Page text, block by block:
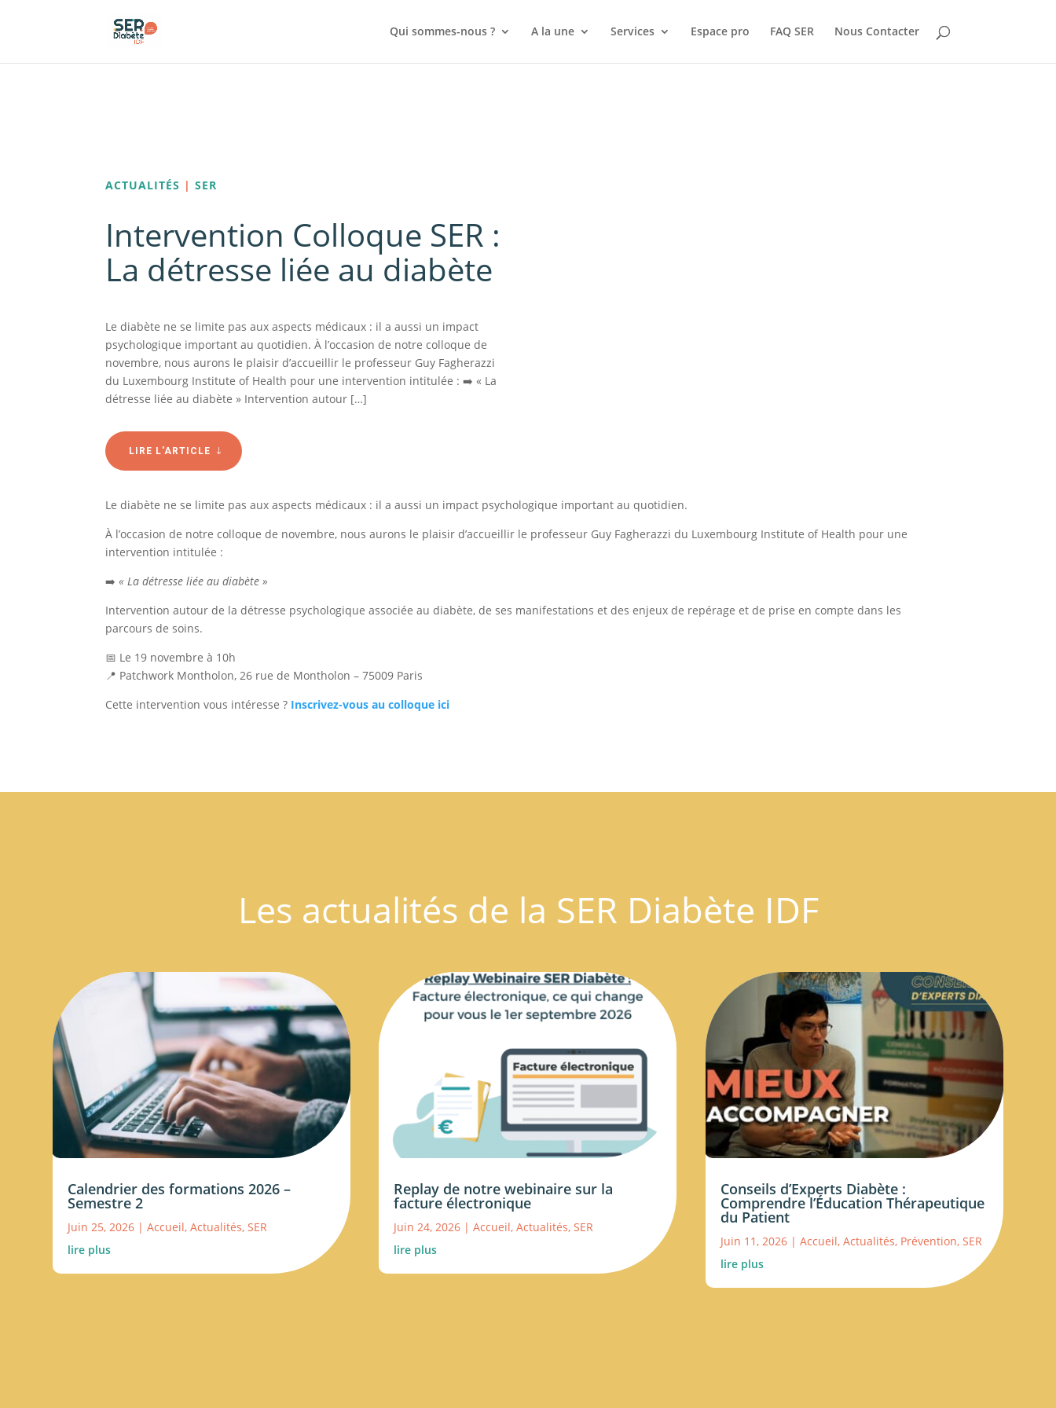
Qui sommes-nous ?
A la une Services Espace pro FAQ SER Nous Contacter
ACTUALITÉS |SER
Intervention Colloque SER :
La détresse liée au diabète
Le diabète ne se limite pas aux aspects médicaux : il a aussi un impact
psychologique important au quotidien. À l’occasion de notre colloque de
novembre, nous aurons le plaisir d’accueillir le professeur Guy Fagherazzi
du Luxembourg Institute of Health pour une intervention intitulée : ➡️ « La
détresse liée au diabète » Intervention autour […]
LIRE L'ARTICLE
Le diabète ne se limite pas aux aspects médicaux : il a aussi un impact psychologique important au quotidien.
À l’occasion de notre colloque de novembre, nous aurons le plaisir d’accueillir le professeur Guy Fagherazzi du Luxembourg Institute of Health pour une
intervention intitulée :
➡️« La détresse liée au diabète »
Intervention autour de la détresse psychologique associée au diabète, de ses manifestations et des enjeux de repérage et de prise en compte dans les
parcours de soins.
📅 Le 19 novembre à 10h
📍 Patchwork Montholon, 26 rue de Montholon – 75009 Paris
Cette intervention vous intéresse ? Inscrivez-vous au colloque ici
Les actualités de la SER Diabète IDF
Calendrier des formations 2026 –
Semestre 2
Juin 25, 2026 |Accueil,Actualités,SER
lire plus
Replay de notre webinaire sur la
facture électronique
Juin 24, 2026 |Accueil,Actualités,SER
lire plus
Conseils d’Experts Diabète :
Comprendre l’Éducation Thérapeutique
du Patient
Juin 11, 2026| Accueil, Actualités, Prévention, SER
lire plus